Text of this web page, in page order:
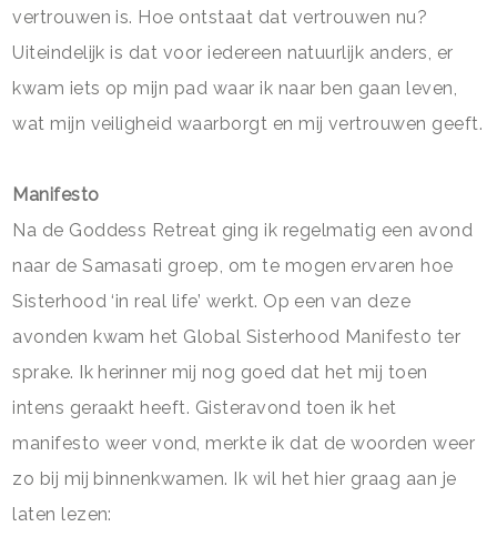
vertrouwen is. Hoe ontstaat dat vertrouwen nu?
Uiteindelijk is dat voor iedereen natuurlijk anders, er
kwam iets op mijn pad waar ik naar ben gaan leven,
wat mijn veiligheid waarborgt en mij vertrouwen geeft.
Manifesto
Na de Goddess Retreat ging ik regelmatig een avond
naar de Samasati groep, om te mogen ervaren hoe
Sisterhood ‘in real life’ werkt. Op een van deze
avonden kwam het Global Sisterhood Manifesto ter
sprake. Ik herinner mij nog goed dat het mij toen
intens geraakt heeft. Gisteravond toen ik het
manifesto weer vond, merkte ik dat de woorden weer
zo bij mij binnenkwamen. Ik wil het hier graag aan je
laten lezen: